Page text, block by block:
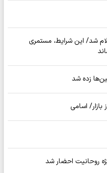
شد/ این شرایط، مستمری
زده شد
روحانیت احضار شد